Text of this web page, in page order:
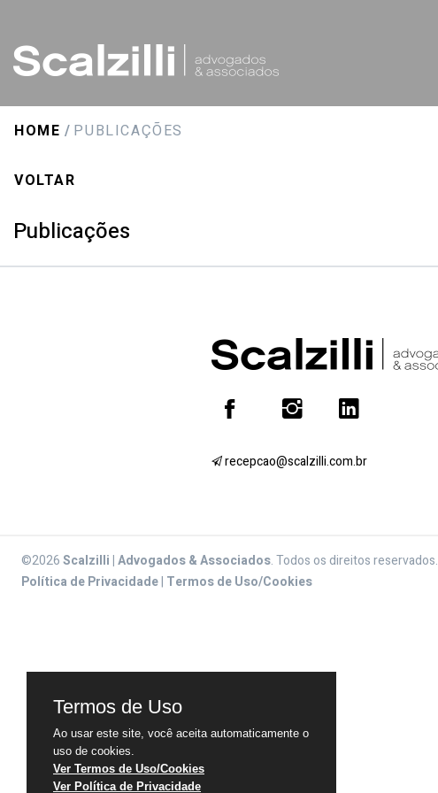
HOME PUBLICAÇÕES
VOLTAR
Publicações
recepcao@scalzilli.com.br
©2026Scalzilli | Advogados & Associados. Todos os direitos reservados.
Política de Privacidade| Termos de Uso/Cookies
Termos de Uso
Ao usar este site, você aceita automaticamente o
uso de cookies.
Ver Termos de Uso/Cookies
Ver Política de Privacidade